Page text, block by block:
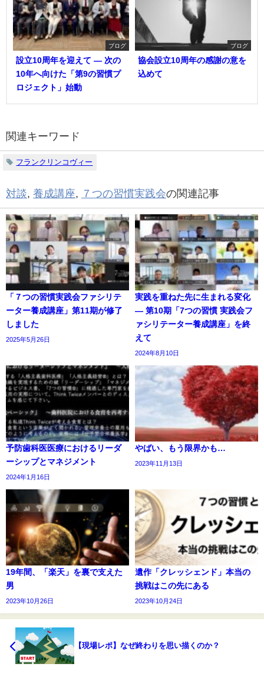
ブログ
設立10周年を迎えて ― 次の
10年へ向けた「第9の習慣プ
ロジェクト」始動
ブログ
協会設立10周年の感謝の意を
込めて
関連キーワード
フランクリンコヴィー
対談, 養成講座, ７つの習慣実践会の関連記事
「７つの習慣実践会ファシリテ
ーター養成講座」第11期が修了
しました
2025年5月26日
実践を重ねた先に生まれる変化
― 第10期「7つの習慣 実践会フ
ァシリテーター養成講座」を終
えて
2024年8月10日
予防歯科医医療におけるリーダ
ーシップとマネジメント
2024年1月16日
やばい、もう限界かも…
2023年11月13日
19年間、「楽天」を裏で支えた
男
2023年10月26日
遺作「クレッシェンド」本当の
挑戦はこの先にある
2023年10月24日
【現場レポ】なぜ終わりを思い描くのか？